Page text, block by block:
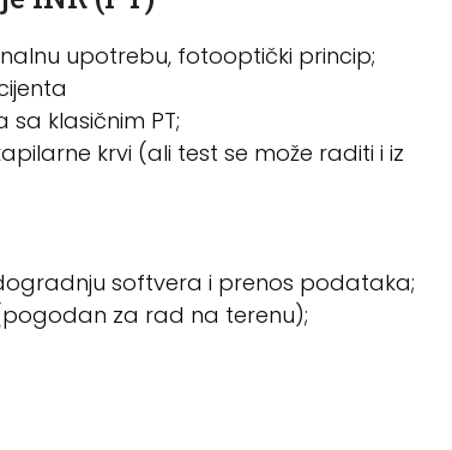
upotrebu, fotooptički princip;
sa klasičnim PT;
krvi (ali test se može raditi i iz
softvera i prenos podataka;
za rad na terenu);